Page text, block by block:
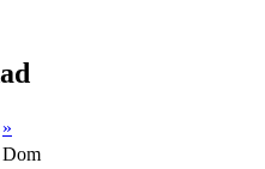
»
Dom